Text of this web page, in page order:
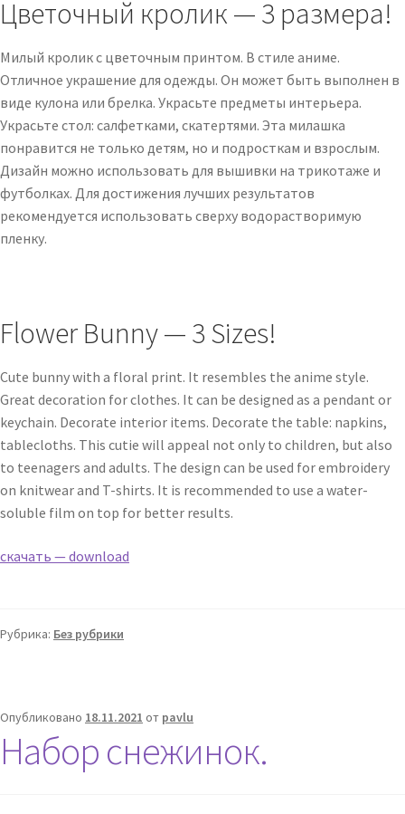
Цветочный кролик — 3 размера!
Милый кролик с цветочным принтом. В стиле аниме.
Отличное украшение для одежды. Он может быть выполнен в
виде кулона или брелка. Украсьте предметы интерьера.
Украсьте стол: салфетками, скатертями. Эта милашка
понравится не только детям, но и подросткам и взрослым.
Дизайн можно использовать для вышивки на трикотаже и
футболках. Для достижения лучших результатов
рекомендуется использовать сверху водорастворимую
пленку.
Flower Bunny — 3 Sizes!
Cute bunny with a floral print. It resembles the anime style.
Great decoration for clothes. It can be designed as a pendant or
keychain. Decorate interior items. Decorate the table: napkins,
tablecloths. This cutie will appeal not only to children, but also
to teenagers and adults. The design can be used for embroidery
on knitwear and T-shirts. It is recommended to use a water-
soluble film on top for better results.
скачать — download
Рубрика: Без рубрики
Опубликовано 18.11.2021 от pavlu
Набор снежинок.